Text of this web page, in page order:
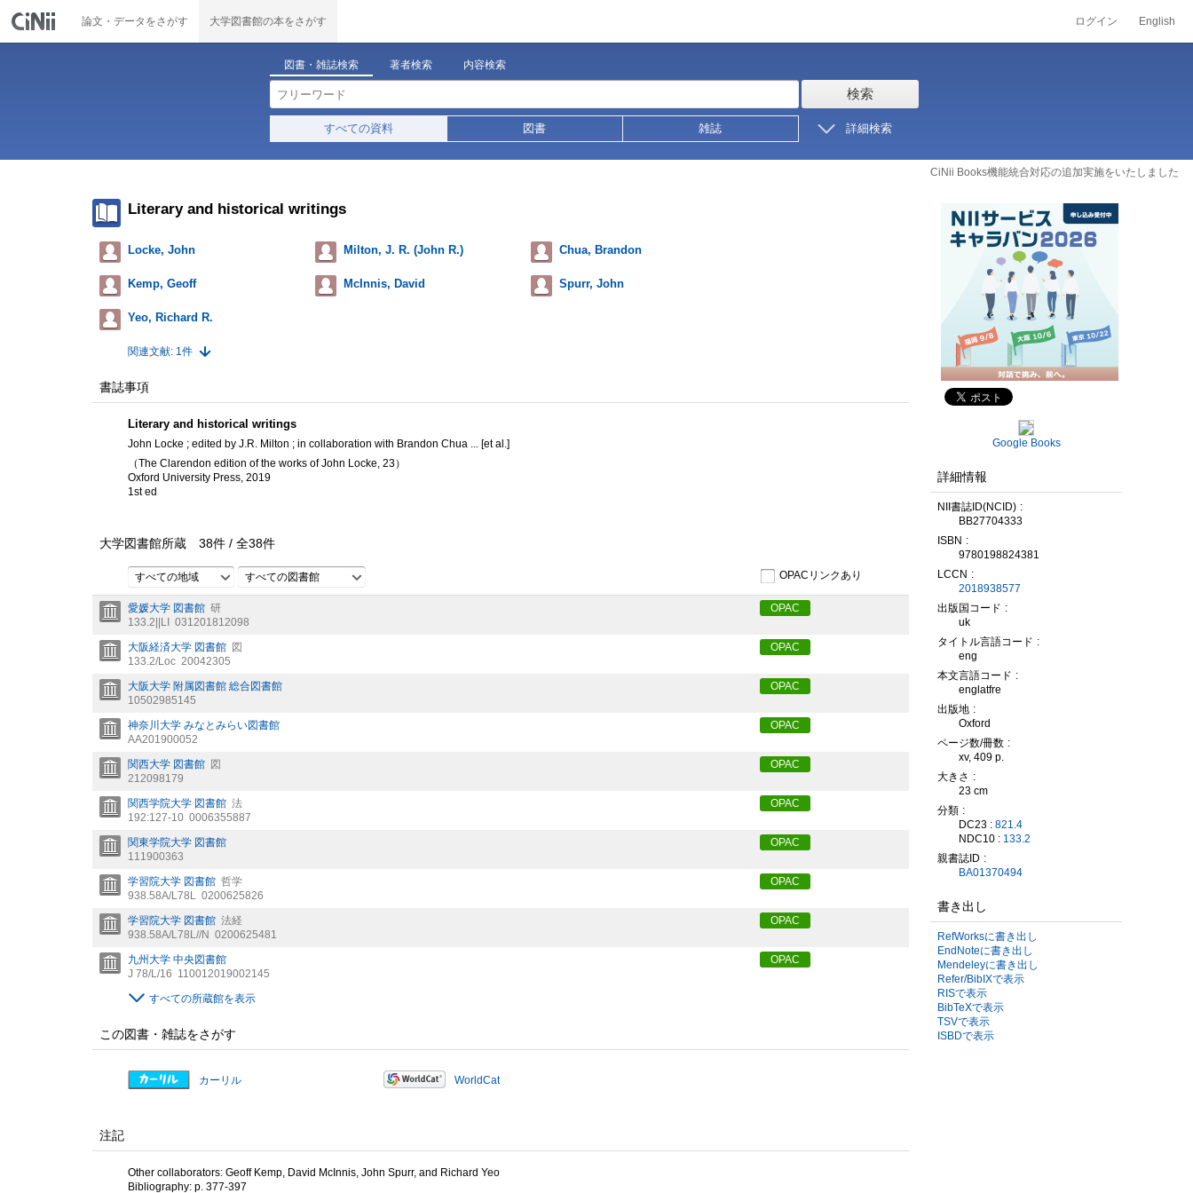
論文・データをさがす 大学図書館の本をさがす ログイン English
図書・雑誌検索 著者検索 内容検索
検索
すべての資料 図書 雑誌 詳細検索
CiNii Books機能統合対応の追加実施をいたしました
Literary and historical writings
Locke, John Milton, J. R. (John R.) Chua, Brandon
Kemp, Geoff McInnis, David Spurr, John
Yeo, Richard R.
関連文献: 1件
書誌事項
Literary and historical writings
John Locke ; edited by J.R. Milton ; in collaboration with Brandon Chua ... [et al.]
（The Clarendon edition of the works of John Locke, 23）
Oxford University Press, 2019
1st ed
大学図書館所蔵 38件 / 全38件
すべての地域 すべての図書館 OPACリンクあり
愛媛大学 図書館 研
133.2||LI
031201812098
OPAC
大阪経済大学 図書館 図
133.2/Loc 20042305
OPAC
大阪大学 附属図書館 総合図書館
10502985145
OPAC
神奈川大学 みなとみらい図書館
AA201900052
OPAC
関西大学 図書館 図
212098179
OPAC
関西学院大学 図書館 法
192:127-10 0006355887
OPAC
関東学院大学 図書館
111900363
OPAC
学習院大学 図書館 哲学
938.58A/L78L 0200625826
OPAC
学習院大学 図書館 法経
938.58A/L78L//N 0200625481
OPAC
九州大学 中央図書館
J 78/L/16 110012019002145
OPAC
すべての所蔵館を表示
この図書・雑誌をさがす
カーリル WorldCat
注記
Other collaborators: Geoff Kemp, David McInnis, John Spurr, and Richard Yeo
Bibliography: p. 377-397
Google Books
詳細情報
NII書誌ID(NCID)
BB27704333
ISBN
9780198824381
LCCN
2018938577
出版国コード
uk
タイトル言語コード
eng
本文言語コード
englatfre
出版地
Oxford
ページ数/冊数
xv, 409 p.
大きさ
23 cm
分類
DC23 : 821.4
NDC10 : 133.2
親書誌ID
BA01370494
書き出し
RefWorksに書き出し
EndNoteに書き出し
Mendeleyに書き出し
Refer/BibIXで表示
RISで表示
BibTeXで表示
TSVで表示
ISBDで表示